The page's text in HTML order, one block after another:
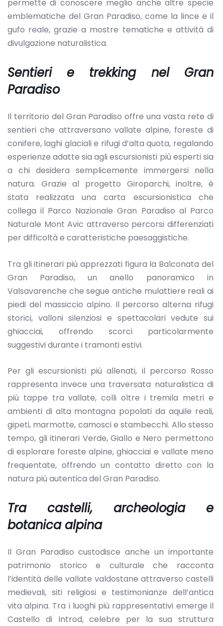
permette di conoscere meglio anche altre specie
emblematiche del Gran Paradiso, come la lince e il
gufo reale, grazie a mostre tematiche e attività di
divulgazione naturalistica.
Sentieri e trekking nel Gran
Paradiso
Il territorio del Gran Paradiso offre una vasta rete di
sentieri che attraversano vallate alpine, foreste di
conifere, laghi glaciali e rifugi d’alta quota, regalando
esperienze adatte sia agli escursionisti più esperti sia
a chi desidera semplicemente immergersi nella
natura. Grazie al progetto Giroparchi, inoltre, è
stata realizzata una carta escursionistica che
collega il Parco Nazionale Gran Paradiso al Parco
Naturale Mont Avic attraverso percorsi differenziati
per difficoltà e caratteristiche paesaggistiche.
Tra gli itinerari più apprezzati figura la Balconata del
Gran Paradiso, un anello panoramico in
Valsavarenche che segue antiche mulattiere reali ai
piedi del massiccio alpino. Il percorso alterna rifugi
storici, valloni silenziosi e spettacolari vedute sui
ghiacciai, offrendo scorci particolarmente
suggestivi durante i tramonti estivi.
Per gli escursionisti più allenati, il percorso Rosso
rappresenta invece una traversata naturalistica di
più tappe tra vallate, colli oltre i tremila metri e
ambienti di alta montagna popolati da aquile reali,
gipeti, marmotte, camosci e stambecchi. Allo stesso
tempo, gli itinerari Verde, Giallo e Nero permettono
di esplorare foreste alpine, ghiacciai e vallate meno
frequentate, offrendo un contatto diretto con la
natura più autentica del Gran Paradiso.
Tra castelli, archeologia e
botanica alpina
Il Gran Paradiso custodisce anche un importante
patrimonio storico e culturale che racconta
l’identità delle vallate valdostane attraverso castelli
medievali, siti religiosi e testimonianze dell’antica
vita alpina. Tra i luoghi più rappresentativi emerge il
Castello di Introd, celebre per la sua struttura